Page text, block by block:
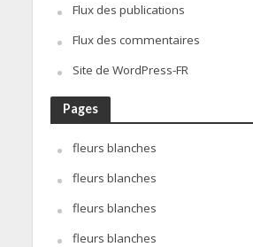
Flux des publications
Flux des commentaires
Site de WordPress-FR
Pages
fleurs blanches
fleurs blanches
fleurs blanches
fleurs blanches